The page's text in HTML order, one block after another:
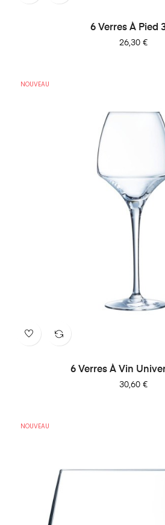
6 Verres À Pied
Prix
26,30 €
NOUVEAU
6 Verres À Vin
Prix
30,60 €
NOUVEAU